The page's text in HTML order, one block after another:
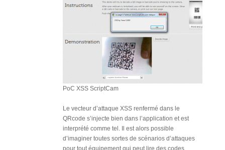
PoC XSS ScriptCam
Le vecteur d’attaque XSS renfermé dans le
QRcode s’injecte bien dans l’application et est
interprété comme tel. Il est alors possible
d’imaginer toutes sortes de scénarios d’attaques
pour tout équipement qui peut lire des codes